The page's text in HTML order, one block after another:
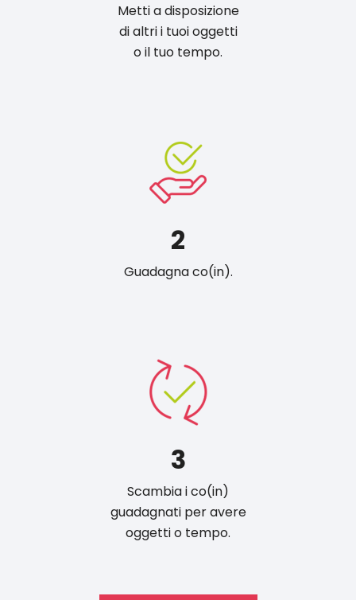
Metti a disposizione
di altri i tuoi oggetti
o il tuo tempo.
2
Guadagna co(in).
3
Scambia i co(in)
guadagnati per avere
oggetti o tempo.